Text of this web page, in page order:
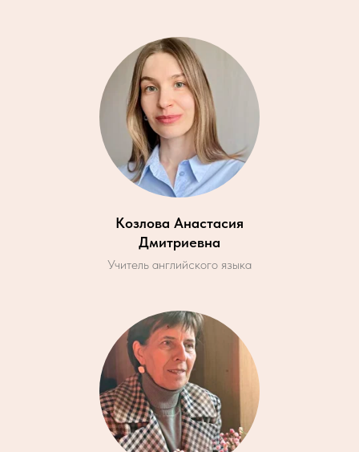
Козлова Анастасия
Дмитриевна
Учитель английского языка